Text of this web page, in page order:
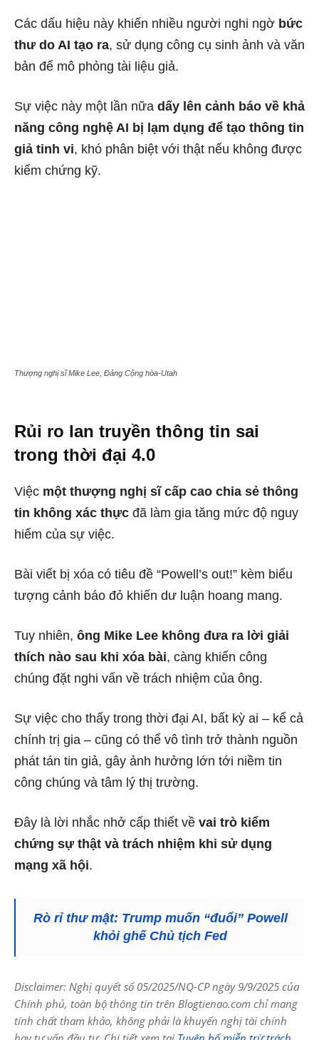
Các dấu hiệu này khiến nhiều người nghi ngờ bức
thư do AI tạo ra, sử dụng công cụ sinh ảnh và văn
bản để mô phỏng tài liệu giả.
Sự việc này một lần nữa dấy lên cảnh báo về khả
năng công nghệ AI bị lạm dụng để tạo thông tin
giả tinh vi, khó phân biệt với thật nếu không được
kiểm chứng kỹ.
Thượng nghị sĩ Mike Lee, Đảng Cộng hòa-Utah
Rủi ro lan truyền thông tin sai
trong thời đại 4.0
Việc một thượng nghị sĩ cấp cao chia sẻ thông
tin không xác thực đã làm gia tăng mức độ nguy
hiểm của sự việc.
Bài viết bị xóa có tiêu đề “Powell’s out!” kèm biểu
tượng cảnh báo đỏ khiến dư luận hoang mang.
Tuy nhiên, ông Mike Lee không đưa ra lời giải
thích nào sau khi xóa bài, càng khiến công
chúng đặt nghi vấn về trách nhiệm của ông.
Sự việc cho thấy trong thời đại AI, bất kỳ ai – kể cả
chính trị gia – cũng có thể vô tình trở thành nguồn
phát tán tin giả, gây ảnh hưởng lớn tới niềm tin
công chúng và tâm lý thị trường.
Đây là lời nhắc nhở cấp thiết về vai trò kiểm
chứng sự thật và trách nhiệm khi sử dụng
mạng xã hội.
Rò rỉ thư mật: Trump muốn “đuổi” Powell
khỏi ghế Chủ tịch Fed
Disclaimer: Nghị quyết số 05/2025/NQ-CP ngày 9/9/2025 của
Chính phủ, toàn bộ thông tin trên Blogtienao.com chỉ mang
tính chất tham khảo, không phải là khuyến nghị tài chính